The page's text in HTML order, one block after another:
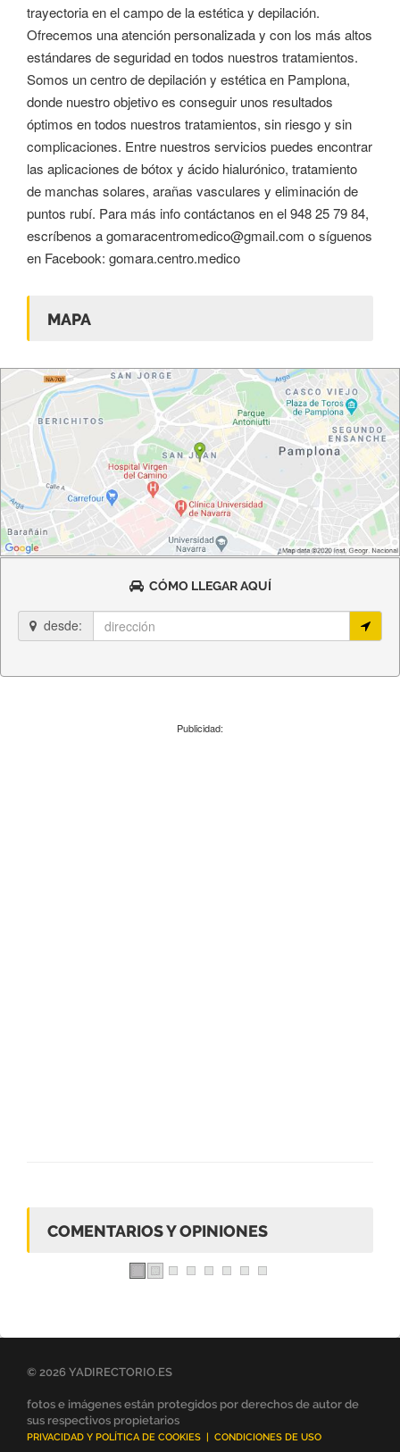
trayectoria en el campo de la estética y depilación.
Ofrecemos una atención personalizada y con los más altos
estándares de seguridad en todos nuestros tratamientos.
Somos un centro de depilación y estética en Pamplona,
donde nuestro objetivo es conseguir unos resultados
óptimos en todos nuestros tratamientos, sin riesgo y sin
complicaciones. Entre nuestros servicios puedes encontrar
las aplicaciones de bótox y ácido hialurónico, tratamiento
de manchas solares, arañas vasculares y eliminación de
puntos rubí. Para más info contáctanos en el 948 25 79 84,
escríbenos agomaracentromedico@gmail.com o síguenos
en Facebook: gomara.centro.medico
MAPA
CÓMO LLEGAR AQUÍ
desde:
Publicidad:
COMENTARIOS Y OPINIONES
© 2026 YADIRECTORIO.ES
fotos e imágenes están protegidos por derechos de autor de
sus respectivos propietarios
PRIVACIDAD Y POLÍTICA DE COOKIES | CONDICIONES DE USO